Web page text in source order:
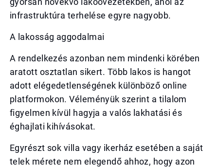
infrastruktúra terhelése egyre nagyobb.
A lakosság aggodalmai
A rendelkezés azonban nem mindenki körében
aratott osztatlan sikert. Több lakos is hangot
adott elégedetlenségének különböző online
platformokon. Véleményük szerint a tilalom
figyelmen kívül hagyja a valós lakhatási és
éghajlati kihívásokat.
Egyrészt sok villa vagy ikerház esetében a saját
telek mérete nem elegendő ahhoz, hogy azon